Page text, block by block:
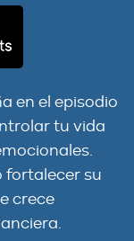
en el episodio
tu vida
fortalecer su
crece